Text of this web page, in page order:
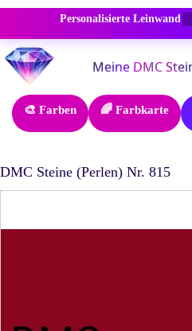
Personalisierte Leinwand
Zum
Inhalt
springen
🎨 Farben 🌈 Farbkarte
DMC Steine (Perlen) Nr. 815